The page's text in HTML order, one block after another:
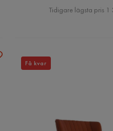
Pris
Tidigare lägsta pris 1
Få kvar